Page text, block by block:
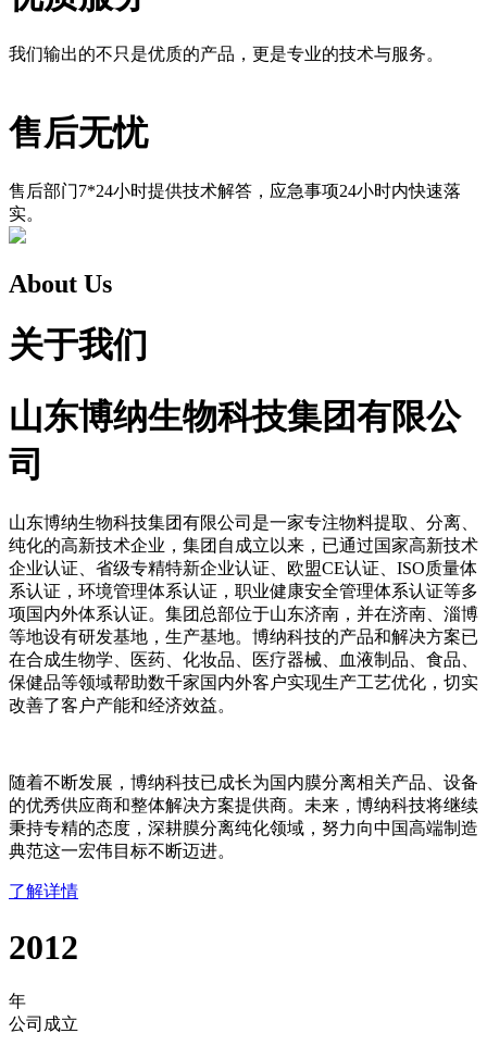
我们输出的不只是优质的产品，更是专业的技术与服务。
售后无忧
售后部门7*24小时提供技术解答，应急事项24小时内快速落
实。
About Us
关于我们
山东博纳生物科技集团有限公
司
山东博纳生物科技集团有限公司是一家专注物料提取、分离、
纯化的高新技术企业，集团自成立以来，已通过国家高新技术
企业认证、省级专精特新企业认证、欧盟CE认证、ISO质量体
系认证，环境管理体系认证，职业健康安全管理体系认证等多
项国内外体系认证。集团总部位于山东济南，并在济南、淄博
等地设有研发基地，生产基地。博纳科技的产品和解决方案已
在合成生物学、医药、化妆品、医疗器械、血液制品、食品、
保健品等领域帮助数千家国内外客户实现生产工艺优化，切实
改善了客户产能和经济效益。
随着不断发展，博纳科技已成长为国内膜分离相关产品、设备
的优秀供应商和整体解决方案提供商。未来，博纳科技将继续
秉持专精的态度，深耕膜分离纯化领域，努力向中国高端制造
典范这一宏伟目标不断迈进。
了解详情
2012
年
公司成立